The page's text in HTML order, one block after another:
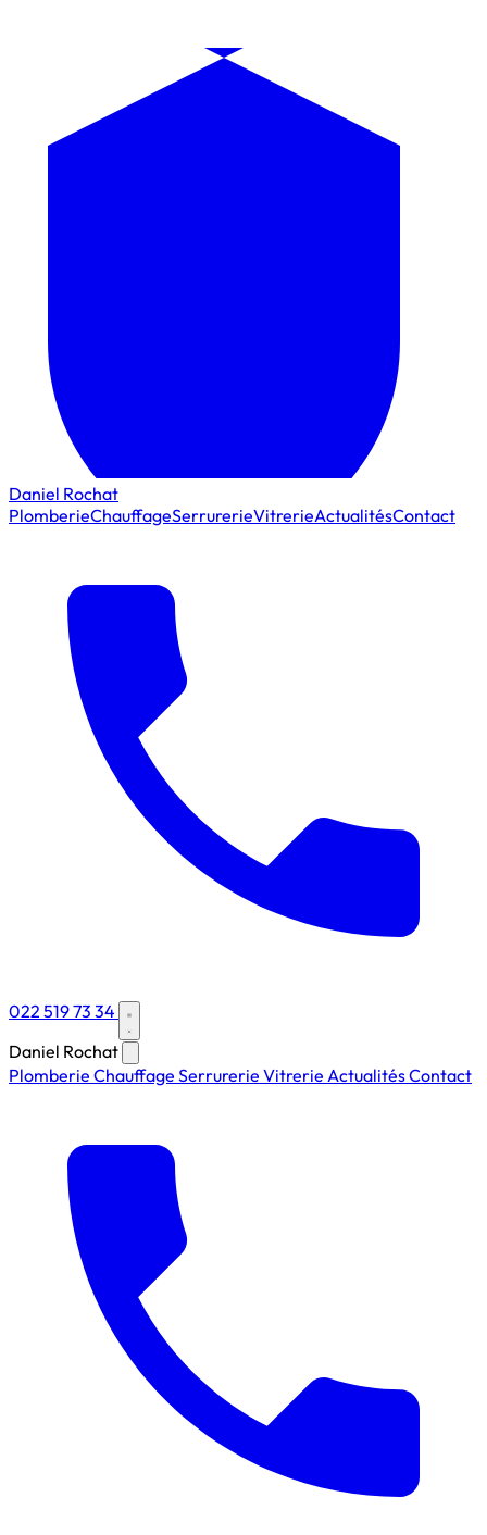
Daniel Rochat
PlomberieChauffageSerrurerieVitrerieActualitésContact
022 519 73 34
Daniel Rochat
Plomberie Chauffage Serrurerie Vitrerie ActualitésContact